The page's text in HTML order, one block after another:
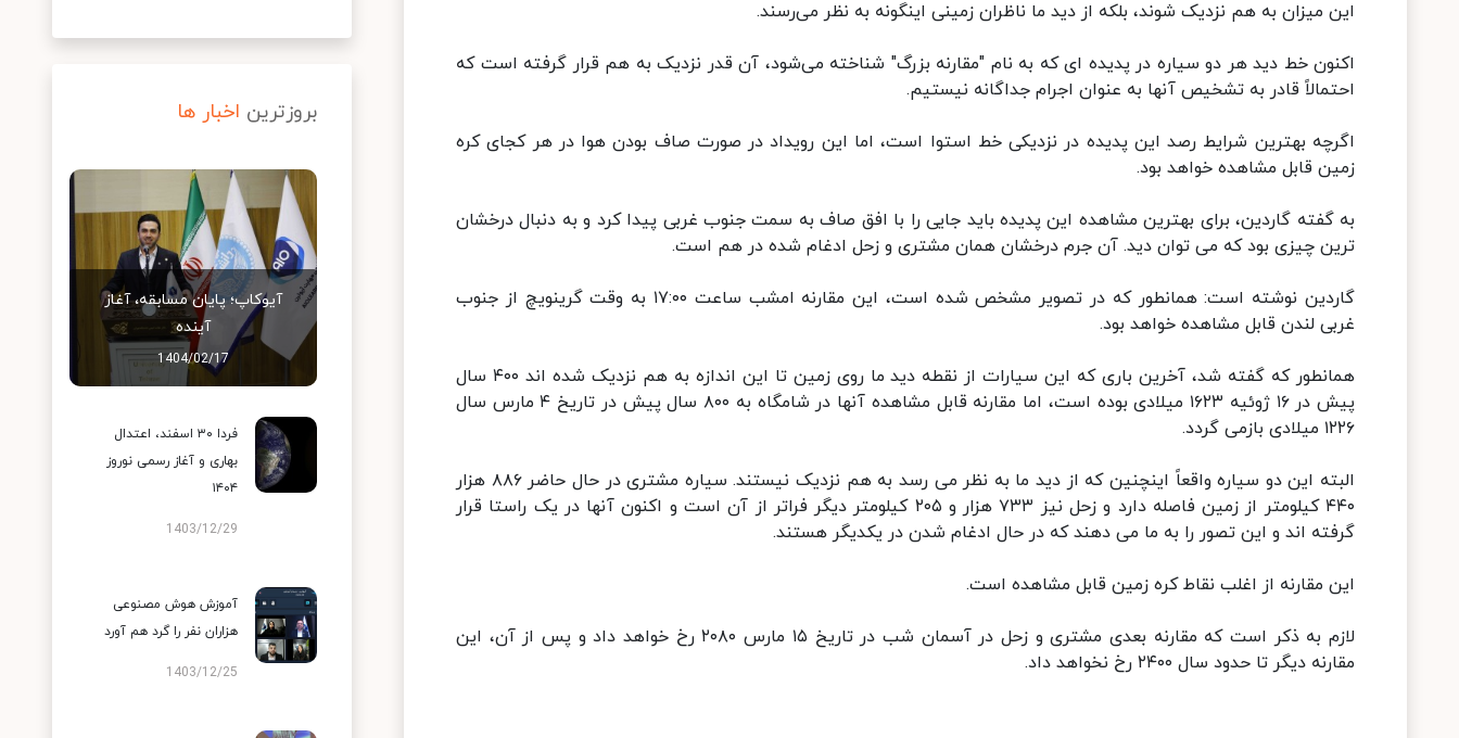
این میزان به هم نزدیک شوند، بلکه از دید ما ناظران زمینی اینگونه به نظر می‌رسند.
اکنون خط دید هر دو سیاره در پدیده ای که به نام "مقارنه بزرگ" شناخته می‌شود، آن قدر نزدیک به هم قرار گرفته است که
احتمالاً قادر به تشخیص آنها به عنوان اجرام جداگانه نیستیم.
اگرچه بهترین شرایط رصد این پدیده در نزدیکی خط استوا است، اما این رویداد در صورت صاف بودن هوا در هر کجای کره
زمین قابل مشاهده خواهد بود.
به گفته گاردین، برای بهترین مشاهده این پدیده باید جایی را با افق صاف به سمت جنوب غربی پیدا کرد و به دنبال درخشان
ترین چیزی بود که می توان دید. آن جرم درخشان همان مشتری و زحل ادغام شده در هم است.
گاردین نوشته است: همانطور که در تصویر مشخص شده است، این مقارنه امشب ساعت ۱۷:۰۰ به وقت گرینویچ از جنوب
غربی لندن قابل مشاهده خواهد بود.
همانطور که گفته شد، آخرین باری که این سیارات از نقطه دید ما روی زمین تا این اندازه به هم نزدیک شده اند ۴۰۰ سال
پیش در ۱۶ ژوئیه ۱۶۲۳ میلادی بوده است، اما مقارنه قابل مشاهده آنها در شامگاه به ۸۰۰ سال پیش در تاریخ ۴ مارس سال
۱۲۲۶ میلادی بازمی گردد.
البته این دو سیاره واقعاً اینچنین که از دید ما به نظر می رسد به هم نزدیک نیستند. سیاره مشتری در حال حاضر ۸۸۶ هزار
۴۴۰ کیلومتر از زمین فاصله دارد و زحل نیز ۷۳۳ هزار و ۲۰۵ کیلومتر دیگر فراتر از آن است و اکنون آنها در یک راستا قرار
گرفته اند و این تصور را به ما می دهند که در حال ادغام شدن در یکدیگر هستند.
این مقارنه از اغلب نقاط کره زمین قابل مشاهده است.
لازم به ذکر است که مقارنه بعدی مشتری و زحل در آسمان شب در تاریخ ۱۵ مارس ۲۰۸۰ رخ خواهد داد و پس از آن، این
مقارنه دیگر تا حدود سال ۲۴۰۰ رخ نخواهد داد.
بروزترین اخبار ها
آیوکاپ؛ پایان مسابقه، آغاز
آینده
1404/02/17
فردا ۳۰ اسفند، اعتدال
بهاری و آغاز رسمی نوروز
۱۴۰۴
1403/12/29
آموزش هوش مصنوعی
هزاران نفر را گرد هم آورد
1403/12/25